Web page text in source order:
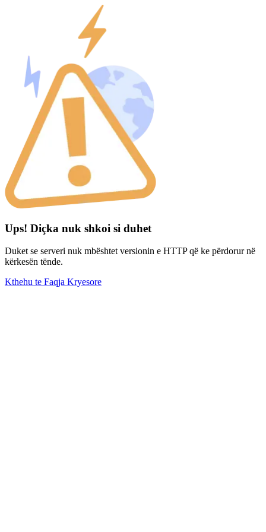
Ups! Diçka nuk shkoi si duhet
Duket se serveri nuk mbështet versionin e HTTP që ke përdorur në
kërkesën tënde.
Kthehu te Faqja Kryesore